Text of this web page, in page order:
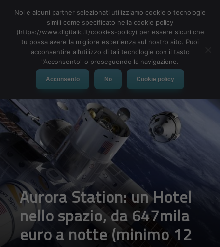
MENU
Aurora Station: un Hotel
nello spazio, da 647mila
euro a notte (minimo 12
Noi e alcuni partner selezionati utilizziamo cookie o tecnologie
simili come specificato nella cookie policy
(https://www.digitalic.it/cookies-policy) per essere sicuri che
tu possa avere la migliore esperienza sul nostro sito. Puoi
acconsentire all’utilizzo di tali tecnologie con il tasto
"Acconsento" o proseguendo la navigazione.
Acconsento No Cookie policy